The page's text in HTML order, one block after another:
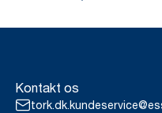
Kontakt os